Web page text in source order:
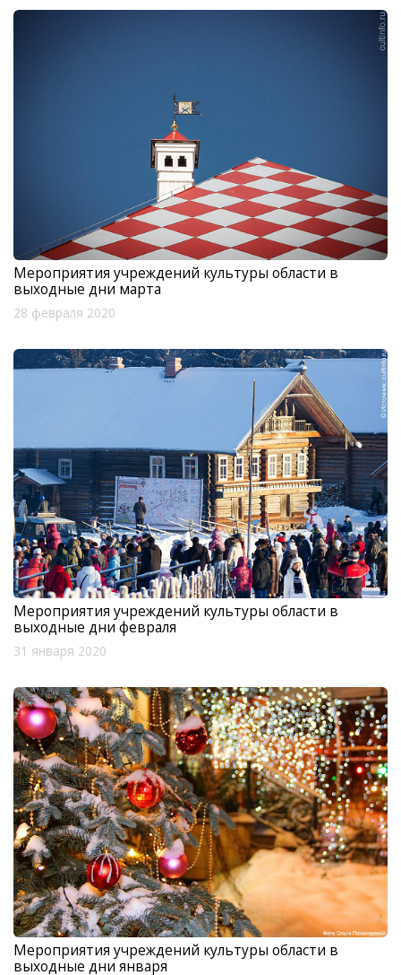
Мероприятия учреждений культуры области в
выходные дни марта
28 февраля 2020
Мероприятия учреждений культуры области в
выходные дни февраля
31 января 2020
Мероприятия учреждений культуры области в
выходные дни января